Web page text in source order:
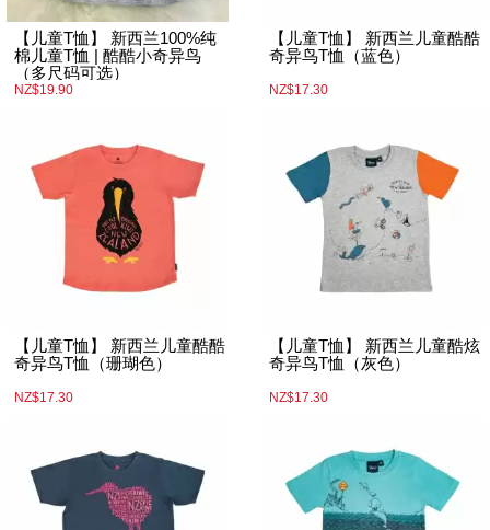
【儿童T恤】 新西兰100%纯
棉儿童T恤 | 酷酷小奇异鸟
（多尺码可选）
NZ$19.90
【儿童T恤】 新西兰儿童酷酷
奇异鸟T恤（蓝色）
NZ$17.30
【儿童T恤】 新西兰儿童酷酷
奇异鸟T恤（珊瑚色）
NZ$17.30
【儿童T恤】 新西兰儿童酷炫
奇异鸟T恤（灰色）
NZ$17.30